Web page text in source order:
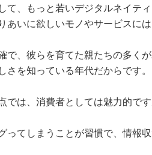
て、もっと若いデジタルネイテ
あいに欲しいモノやサービスに
で、彼らを育てた親たちの多く
さを知っている年代だからです。
では、消費者としては魅力的で
ってしまうことが習慣で、情報